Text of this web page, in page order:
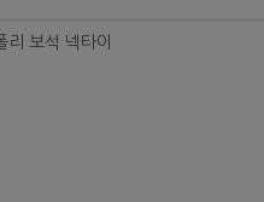
보석 넥타이